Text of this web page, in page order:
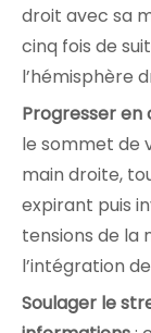
droit avec sa
cinq fois de
l’hémisphère
Progresser en
le sommet de
main droite,
expirant puis
tensions de la
l’intégration
Soulager le